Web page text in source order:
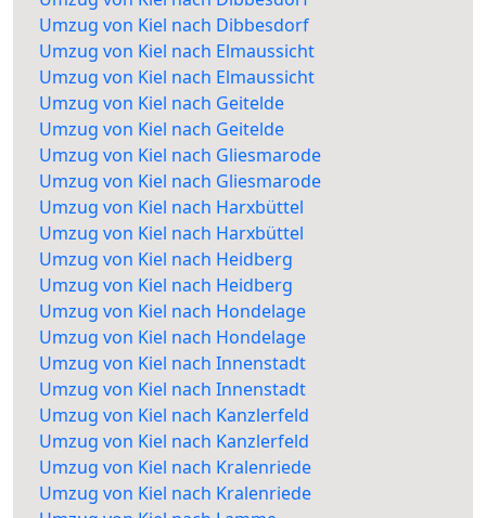
Umzug von Kiel nach Dibbesdorf
Umzug von Kiel nach Elmaussicht
Umzug von Kiel nach Elmaussicht
Umzug von Kiel nach Geitelde
Umzug von Kiel nach Geitelde
Umzug von Kiel nach Gliesmarode
Umzug von Kiel nach Gliesmarode
Umzug von Kiel nach Harxbüttel
Umzug von Kiel nach Harxbüttel
Umzug von Kiel nach Heidberg
Umzug von Kiel nach Heidberg
Umzug von Kiel nach Hondelage
Umzug von Kiel nach Hondelage
Umzug von Kiel nach Innenstadt
Umzug von Kiel nach Innenstadt
Umzug von Kiel nach Kanzlerfeld
Umzug von Kiel nach Kanzlerfeld
Umzug von Kiel nach Kralenriede
Umzug von Kiel nach Kralenriede